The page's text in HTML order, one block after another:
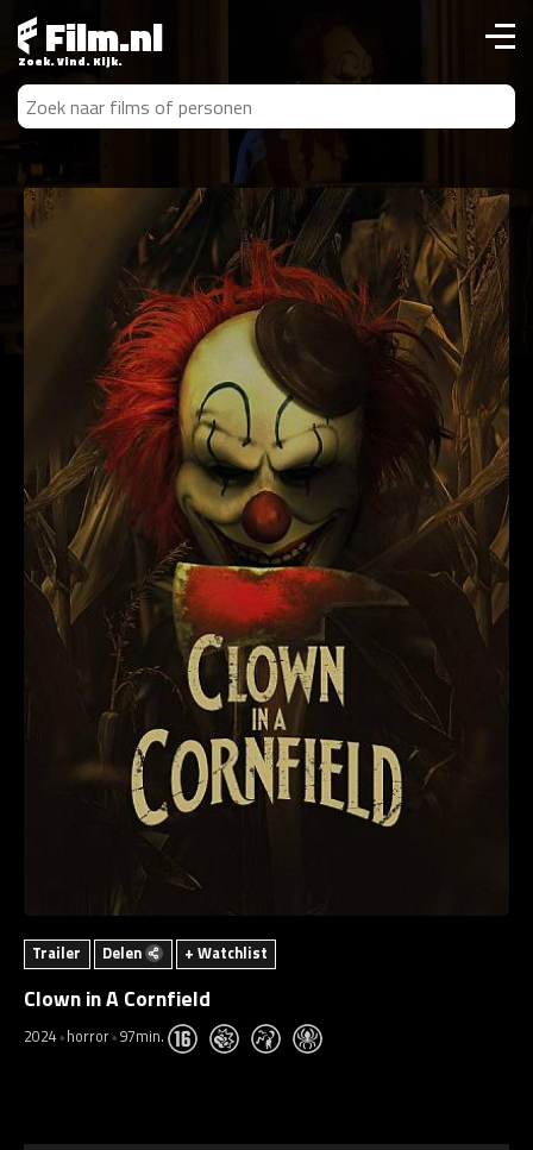
Film.nl
Zoek. Vind. Kijk.
Trailer Delen + Watchlist
Clown in A Cornfield
2024 horror 97min.